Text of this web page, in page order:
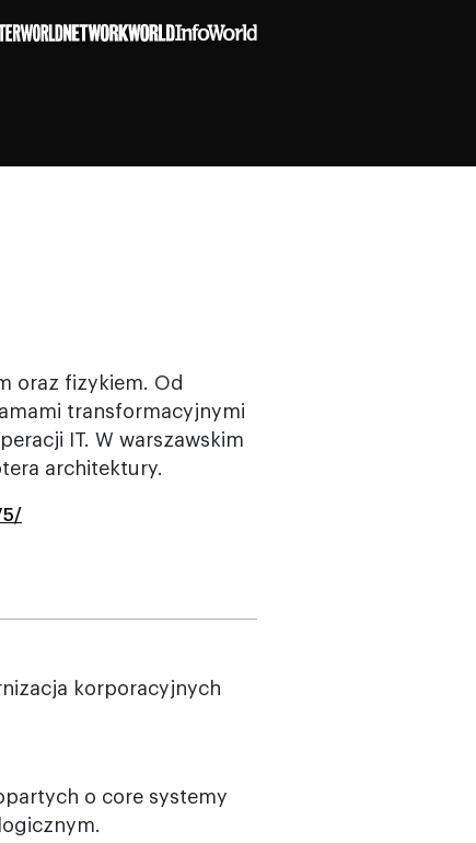
oraz fizykiem. Od
transformacyjnymi
IT. W warszawskim
architektury.
korporacyjnych
o core systemy